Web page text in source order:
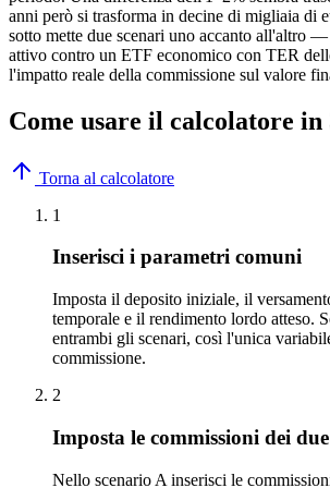
anni però si trasforma in decine di migliaia di
sotto mette due scenari uno accanto all'altro
attivo contro un ETF economico con TER
l'impatto reale della commissione sul valore
Come usare il calcolatore in
Torna al calcolatore
1
Inserisci i parametri comuni
Imposta il deposito iniziale, il
temporale e il rendimento lordo atteso.
entrambi gli scenari, così l'unica
commissione.
2
Imposta le commissioni dei
Nello scenario A inserisci le